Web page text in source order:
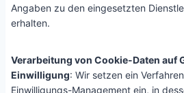
Angaben zu den eingesetzten
erhalten.
Verarbeitung von Cookie-Daten auf
Einwilligung: Wir setzen ein
Einwilligungs-Management ein, in